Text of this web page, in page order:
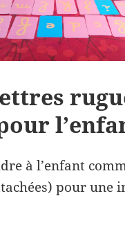
à l’enfant
pour une